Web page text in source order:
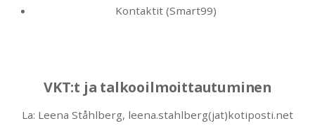
Kontaktit (Smart99)
VKT:t ja talkooilmoittautuminen
La: Leena Ståhlberg, leena.stahlberg(jat)kotiposti.net